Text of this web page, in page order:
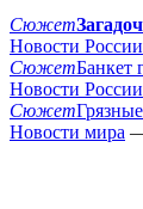
Сюжет
Новости России
СюжетБанкет
Новости России
Сюжет
Новости мира